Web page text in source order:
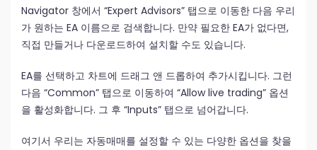
Navigator 창에서 “Expert Advisors” 탭으로 이동한 다음 우리
가 원하는 EA 이름으로 검색합니다. 만약 필요한 EA가 없다면,
직접 만들거나 다운로드하여 설치할 수도 있습니다.
EA를 선택하고 차트에 드래그 앤 드롭하여 추가시킵니다. 그런
다음 “Common” 탭으로 이동하여 “Allow live trading” 옵션
을 활성화합니다. 그 후 “Inputs” 탭으로 넘어갑니다.
여기서 우리는 자동매매를 설정할 수 있는 다양한 옵션을 찾을